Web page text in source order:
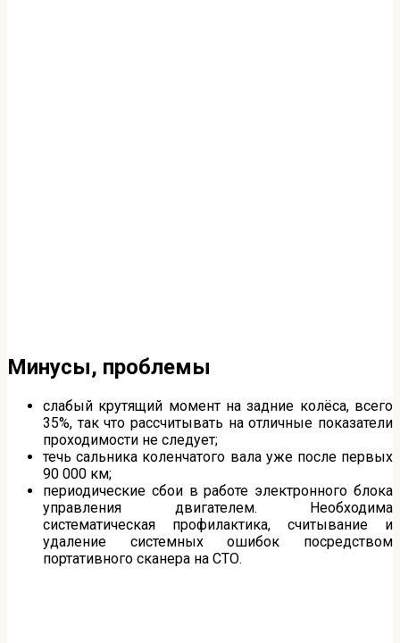
Минусы, проблемы
слабый крутящий момент на задние колёса, всего
35%, так что рассчитывать на отличные показатели
проходимости не следует;
течь сальника коленчатого вала уже после первых
90 000 км;
периодические сбои в работе электронного блока
управления двигателем. Необходима
систематическая профилактика, считывание и
удаление системных ошибок посредством
портативного сканера на СТО.